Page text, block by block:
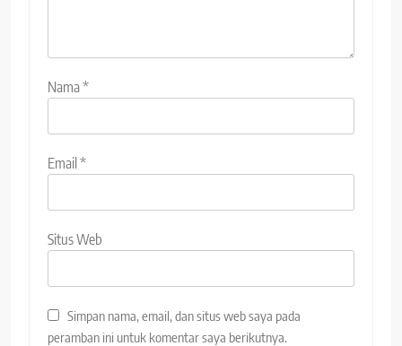
Nama*
Email*
Situs Web
Simpan nama, email, dan situs web saya pada
peramban ini untuk komentar saya berikutnya.